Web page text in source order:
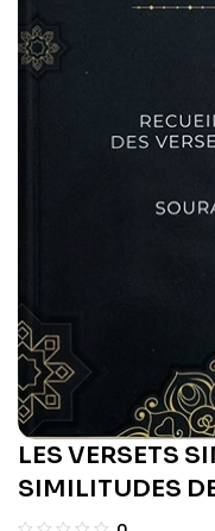
LES VERSETS
SIMILITUDES
CORAN –